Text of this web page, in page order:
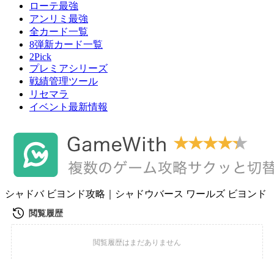
ローテ最強
アンリミ最強
全カード一覧
8弾新カード一覧
2Pick
プレミアシリーズ
戦績管理ツール
リセマラ
イベント最新情報
シャドバ ビヨンド攻略｜シャドウバース ワールズ ビヨンド